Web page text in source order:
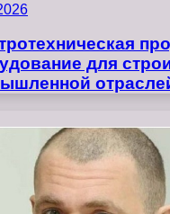
для